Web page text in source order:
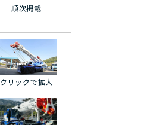
順次掲載
クリックで拡大